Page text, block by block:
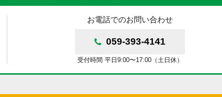
お電話でのお問い合わせ
059-393-4141
受付時間 平日9:00〜17:00（土日休）